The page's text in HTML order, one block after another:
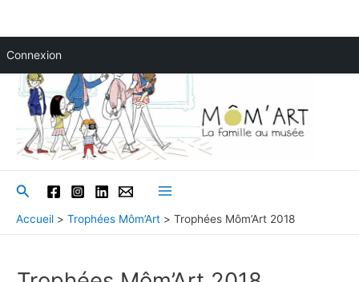
Connexion
contenu
Rechercher
Menu
Accueil Trophées Môm’Art Trophées Môm’Art 2018